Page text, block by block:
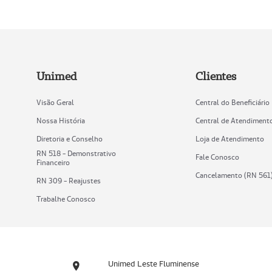
Unimed
Visão Geral
Nossa História
Diretoria e Conselho
RN 518 - Demonstrativo
Financeiro
RN 309 - Reajustes
Trabalhe Conosco
Clientes
Central do Beneficiário
Central de
Loja de Atendimento
Fale Conosco
Cancelamento (RN
Unimed Leste Fluminense